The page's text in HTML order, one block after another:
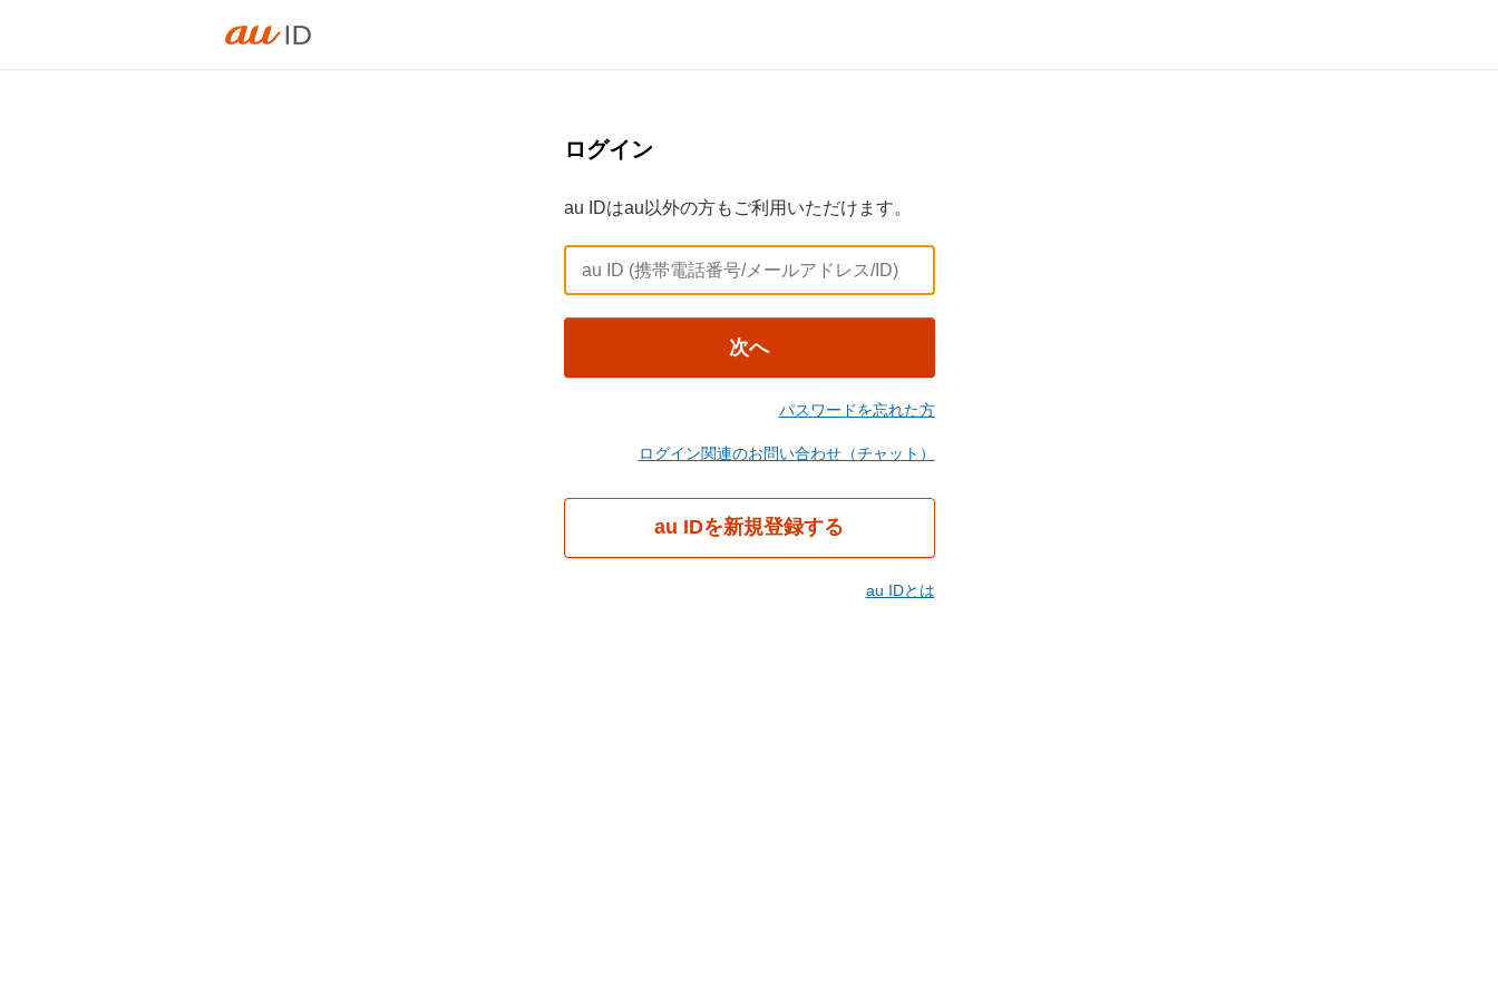
ログイン
au IDはau以外の方もご利用いただけます。
次へ
パスワードを忘れた方
ログイン関連のお問い合わせ（チャット）
au IDを新規登録する
au IDとは